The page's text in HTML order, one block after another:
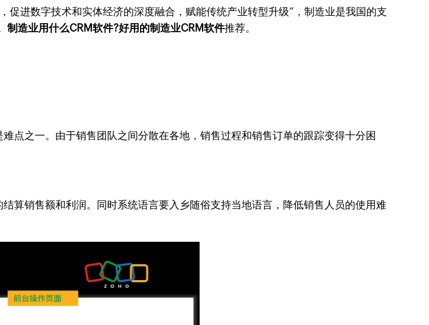
进数字技术和实体经济的深度融合，赋能传统产业转型升级”，制造业是我国的支
制造业用什么CRM软件?好用的制造业CRM软件推荐。
点之一。由于销售团队之间分散在各地，销售过程和销售订单的跟踪变得十分困
算销售额和利润。同时系统语言要入乡随俗支持当地语言，降低销售人员的使用难